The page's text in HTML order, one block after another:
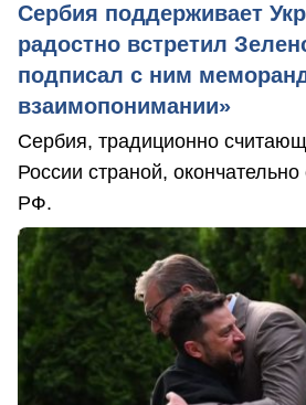
Сербия поддерживает
радостно встретил
подписал с ним
взаимопонимании»
Сербия, традиционно
России страной,
РФ.